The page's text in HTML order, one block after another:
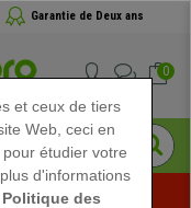
Garantie de Deux ans
0
et ceux de tiers
Web, ceci en
étudier votre
d'informations
Politique des